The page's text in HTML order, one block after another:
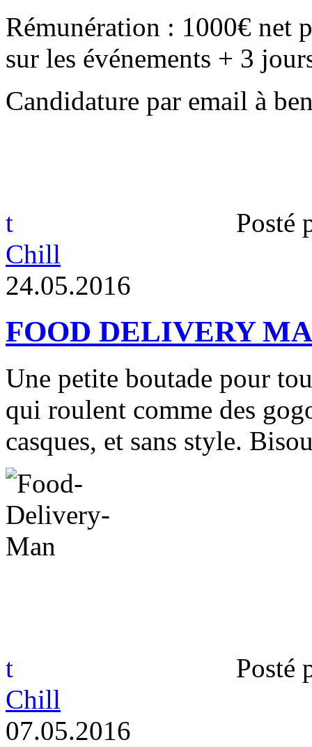
Rémunération : 1000€ net
sur les événements + 3
Candidature par email à
t
Posté
Chill
24.05.201 6
FOOD DELIVERY
Une petite boutade pour
qui roulent comme des
casques, et sans style.
t
Posté
Chill
07.05.2016